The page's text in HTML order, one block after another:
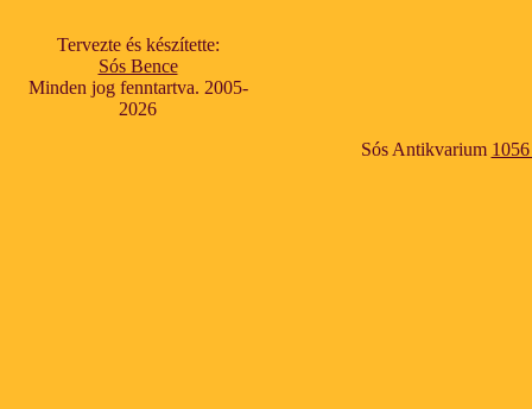
Tervezte és készítette:
Sós Bence
Minden jog fenntartva. 2005-
2026
Sós Antikvarium